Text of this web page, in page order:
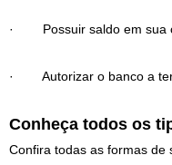
· Possuir saldo em sua
· Autorizar o banco a ter
Conheça todos os
Confira todas as formas de